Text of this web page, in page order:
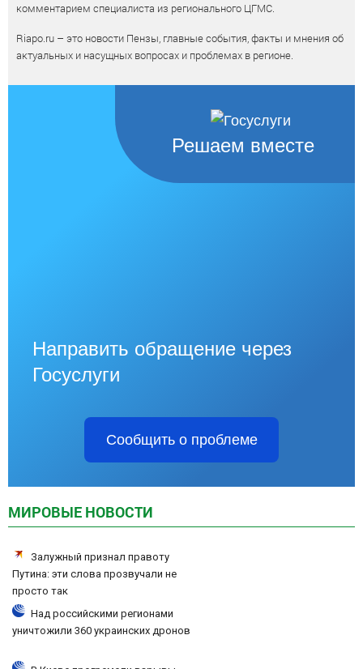
комментарием специалиста из регионального ЦГМС.
Riapo.ru – это новости Пензы, главные события, факты и мнения об
актуальных и насущных вопросах и проблемах в регионе.
Решаем вместе
Направить обращение через
Госуслуги
Сообщить о проблеме
МИРОВЫЕ НОВОСТИ
Залужный признал правоту
Путина: эти слова прозвучали не
просто так
Над российскими регионами
уничтожили 360 украинских дронов